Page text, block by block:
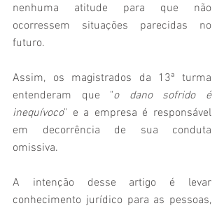
nenhuma atitude para que não
ocorressem situações parecidas no
futuro.
Assim, os magistrados da 13ª turma
entenderam que "o dano sofrido é
inequívoco" e a empresa é responsável
em decorrência de sua conduta
omissiva.
A intenção desse artigo é levar
conhecimento jurídico para as pessoas,